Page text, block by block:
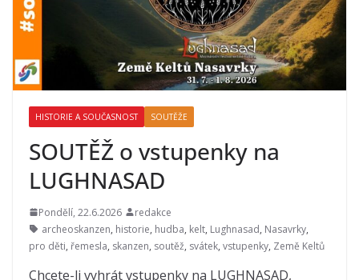
HISTORIE A SOUČASNOST SOUTĚŽE
SOUTĚŽ o vstupenky na
LUGHNASAD
Pondělí, 22.6.2026
redakce
archeoskanzen, historie, hudba, kelt, Lughnasad, Nasavrky,
pro děti, řemesla, skanzen, soutěž, svátek, vstupenky, Země Keltů
Chcete-li vyhrát vstupenky na LUGHNASAD,